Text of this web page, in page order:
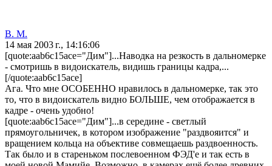
В. М.
14 мая 2003 г., 14:16:06
[quote:aab6c15ace="Дим"]...Наводка на резкость в дальномерке
- смотришь в видоискатель, видишь границы кадра,...
[/quote:aab6c15ace]
Ага. Что мне ОСОБЕННО нравилось в дальномерке, так это
то, что в видоискатель видно БОЛЬШЕ, чем отображается в
кадре - очень удобно!
[quote:aab6c15ace="Дим"]...в середине - светлый
прямоугольничек, в котором изображение "раздвояится" и
вращением кольца на объективе совмещаешь раздвоенность.
Так было и в стареньком послевоенном ФЭД'е и так есть в